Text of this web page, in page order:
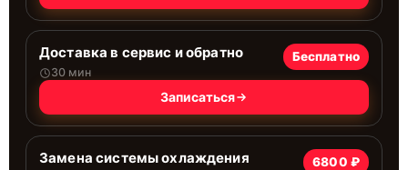
Доставка в сервис и обратно
30 мин
Бесплатно
Записаться
Замена системы охлаждения 6800 ₽